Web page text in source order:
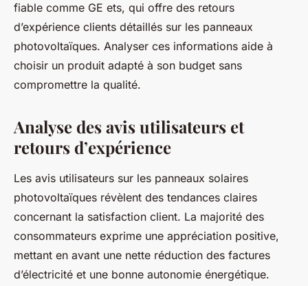
fiable comme GE ets, qui offre des retours
d’expérience clients détaillés sur les panneaux
photovoltaïques. Analyser ces informations aide à
choisir un produit adapté à son budget sans
compromettre la qualité.
Analyse des avis utilisateurs et
retours d’expérience
Les avis utilisateurs sur les panneaux solaires
photovoltaïques révèlent des tendances claires
concernant la satisfaction client. La majorité des
consommateurs exprime une appréciation positive,
mettant en avant une nette réduction des factures
d’électricité et une bonne autonomie énergétique.